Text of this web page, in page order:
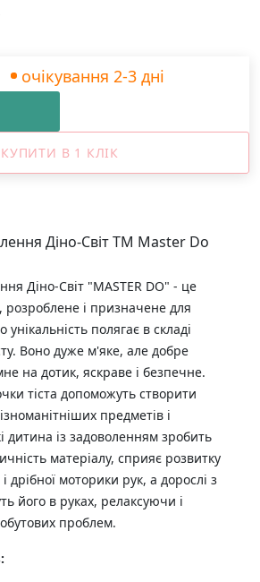
очікування 2-3 дні
КУПИТИ В 1 КЛІК
Діно-Світ ТМ Master Do
Діно-Світ "MASTER DO" - це
розроблене і призначене для
унікальність полягає в складі
Воно дуже м'яке, але добре
на дотик, яскраве і безпечне.
тіста допоможуть створити
предметів і
дитина із задоволенням зробить
матеріалу, сприяє розвитку
дрібної моторики рук, а дорослі з
його в руках, релаксуючи і
проблем.